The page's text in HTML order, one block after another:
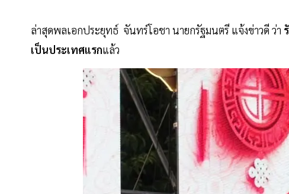
ล่าสุดพลเอกประยุทธ์ จันทร์โอชา นายกรัฐมนตรี แจ้งข่าวดี ว่า
เป็นประเทศแรกแล้ว